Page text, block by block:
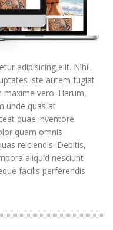
adipisicing elit. Nihil,
iste autem fugiat
maxime vero. Harum,
unde quas at
quae inventore
quam omnis
reiciendis. Debitis,
aliquid nesciunt
facilis perferendis